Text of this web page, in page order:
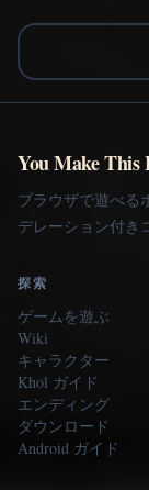
You Make This
ブラウザで遊べる
デレーション付き
探索
ゲームを遊ぶ
Wiki
キャラクター
Khol ガイド
エンディング
ダウンロード
Android ガイド